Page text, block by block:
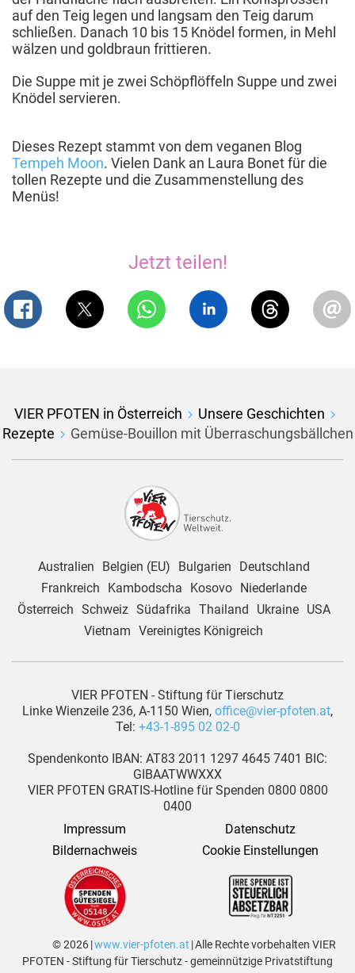
auf den Teig legen und langsam den Teig darum
schließen. Danach 10 bis 15 Knödel formen, in Mehl
wälzen und goldbraun frittieren.
Die Suppe mit je zwei Schöpflöffeln Suppe und zwei
Knödel servieren.
Dieses Rezept stammt von dem veganen Blog
Tempeh Moon. Vielen Dank an Laura Bonet für die
tollen Rezepte und die Zusammenstellung des
Menüs!
Jetzt teilen!
VIER PFOTEN in Österreich
Unsere Geschichten
Rezepte
Gemüse-Bouillon mit Überraschungsbällchen
Australien Belgien (EU) Bulgarien
Deutschland
Frankreich
Kambodscha Kosovo
Niederlande
Österreich Schweiz Südafrika Thailand Ukraine
USA
Vietnam Vereinigtes Königreich
VIER PFOTEN - Stiftung für Tierschutz
Linke Wienzeile 236, A-1150 Wien, office@vier-pfoten.at,
Tel: +43-1-895 02 02-0
Spendenkonto IBAN: AT83 2011 1297 4645 7401 BIC:
GIBAATWWXXX
VIER PFOTEN GRATIS-Hotline für Spenden 0800 0800
0400
Impressum
Datenschutz
Bildernachweis
Cookie Einstellungen
© 2026 |www.vier-pfoten.at | Alle Rechte vorbehalten VIER
PFOTEN - Stiftung für Tierschutz - gemeinnützige Privatstiftung